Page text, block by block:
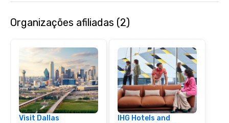
styled and coached
aesthetic excellence
Bespoke Curation:
pianists to full "Big
orchestras. Versatile
library of hundreds of
rearranged with
Organizações afiliadas (2)
Visit Dallas
IHG Hotels and